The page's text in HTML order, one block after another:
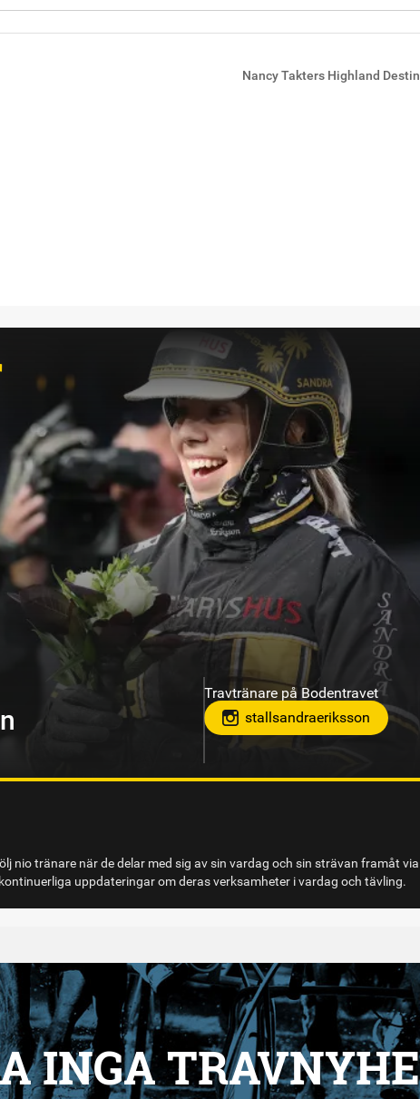
Nancy Takters Highland
Travtränare på Hagmyren,
nio tränare när de delar med sig av sin vardag och sin strävan framåt
uppdateringar om deras verksamheter i vardag och tävling.
INGA